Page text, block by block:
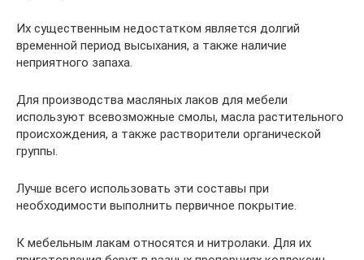
Их существенным недостатком является долгий
временной период высыхания, а также наличие
неприятного запаха.
Для производства масляных лаков для мебели
используют всевозможные смолы, масла растительного
происхождения, а также растворители органической
группы.
Лучше всего использовать эти составы при
необходимости выполнить первичное покрытие.
К мебельным лакам относятся и нитролаки. Для их